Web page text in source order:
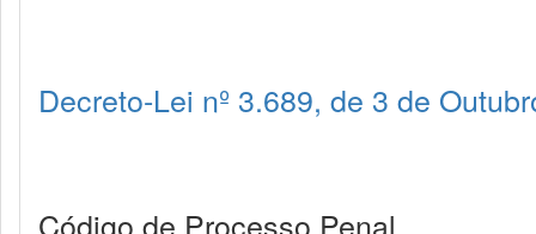
Decreto-Lei nº 3.689, de 3 de
Código de Processo Penal.